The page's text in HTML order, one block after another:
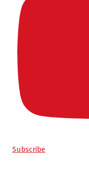
Subscribe